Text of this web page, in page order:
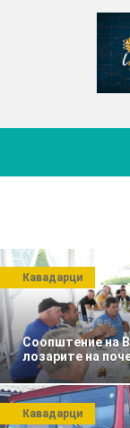
Соопштение на
лозарите на
Кавадарци
Кавадарци